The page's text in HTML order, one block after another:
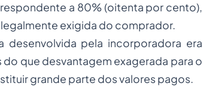
a 80% (oitenta por cento),
exigida do comprador.
desenvolvida pela incorporadora era
que desvantagem exagerada para o
grande parte dos valores pagos.